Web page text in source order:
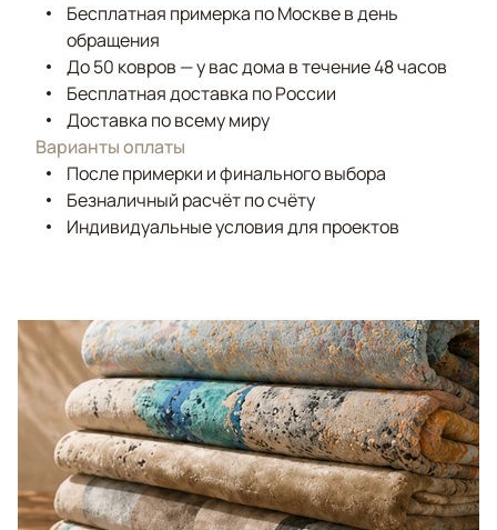
Бесплатная примерка по Москве в день
обращения
До 50 ковров — у вас дома в течение 48 часов
Бесплатная доставка по России
Доставка по всему миру
Варианты оплаты
После примерки и финального выбора
Безналичный расчёт по счёту
Индивидуальные условия для проектов